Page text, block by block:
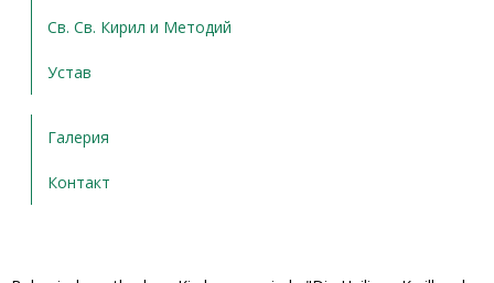
Св. Св. Кирил и Методий
Устав
Галерия
Контакт